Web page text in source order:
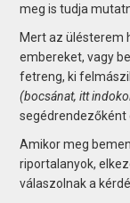
meg is tudja
Mert az ülésterem
embereket, vagy
fetreng, ki
(bocsánat, itt
segédrendezőként
Amikor meg
riportalanyok,
válaszolnak a